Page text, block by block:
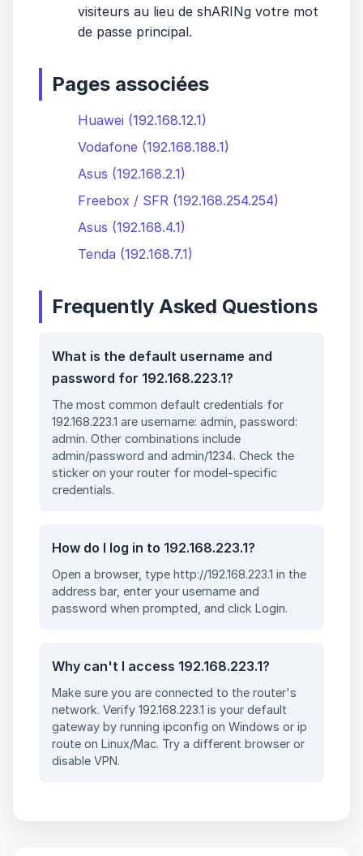
visiteurs au lieu de shARINg votre mot
de passe principal.
Pages associées
Huawei (192.168.12.1)
Vodafone (192.168.188.1)
Asus (192.168.2.1)
Freebox / SFR (192.168.254.254)
Asus (192.168.4.1)
Tenda (192.168.7.1)
Frequently Asked Questions
What is the default username and
password for 192.168.223.1?
The most common default credentials for
192.168.223.1 are username: admin, password:
admin. Other combinations include
admin/password and admin/1234. Check the
sticker on your router for model-specific
credentials.
How do I log in to 192.168.223.1?
Open a browser, type http://192.168.223.1 in the
address bar, enter your username and
password when prompted, and click Login.
Why can't I access 192.168.223.1?
Make sure you are connected to the router's
network. Verify 192.168.223.1 is your default
gateway by running ipconfig on Windows or ip
route on Linux/Mac. Try a different browser or
disable VPN.